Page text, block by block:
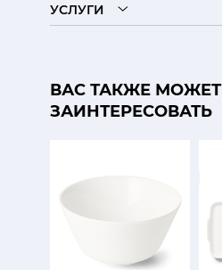
УСЛУГИ
ВАС ТАКЖЕ МОЖЕТ
ЗАИНТЕРЕСОВАТЬ